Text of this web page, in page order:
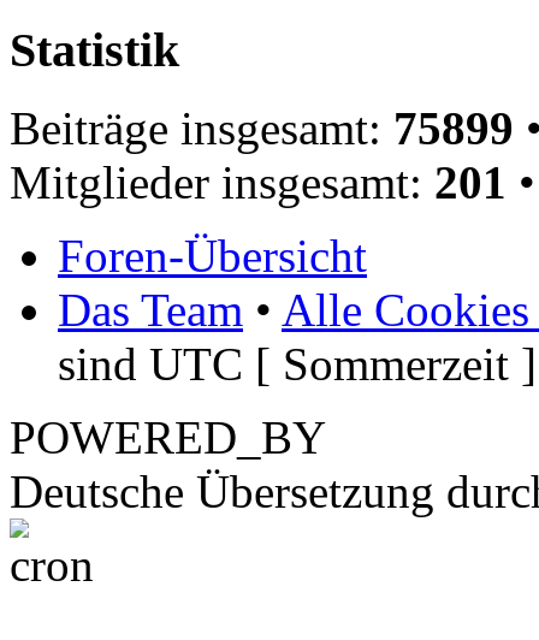
Statistik
Beiträge insgesamt: 75899
Mitglieder insgesamt: 201
Foren-Übersicht
Das Team • Alle Cookies
sind UTC [ Sommerzeit ]
POWERED_BY
Deutsche Übersetzung